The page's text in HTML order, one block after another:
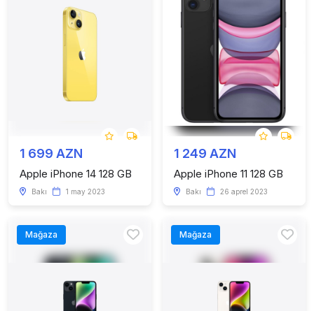
1 699 AZN
Apple iPhone 14 128 GB
Bakı 1 may 2023
1 249 AZN
Apple iPhone 11 128 GB
Bakı 26 aprel 2023
Mağaza Mağaza